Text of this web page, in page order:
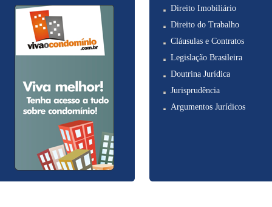
Direito Imobiliário
Direito do Trabalho
Cláusulas e Contratos
Legislação Brasileira
Doutrina Jurídica
Jurisprudência
Argumentos Jurídicos